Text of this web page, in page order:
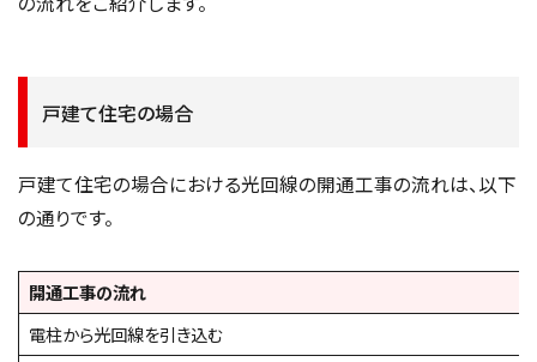
戸建て住宅の場合
戸建て住宅の場合における光回線の開通工事の流れは、以下
の通りです。
開通工事の流れ
電柱から光回線を引き込む